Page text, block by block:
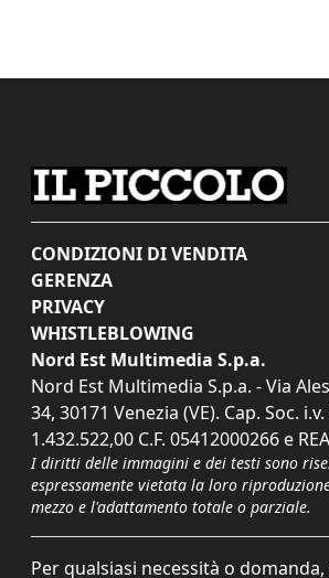
CONDIZIONI DI VENDITA
GERENZA
PRIVACY
WHISTLEBLOWING
Nord Est Multimedia S.p.a.
Nord Est Multimedia S.p.a. - Via
34, 30171 Venezia (VE). Cap. Soc.
1.432.522,00 C.F. 05412000266 e
I diritti delle immagini e dei testi sono
espressamente vietata la loro
mezzo e l'adattamento totale o parziale.
Per qualsiasi necessità o